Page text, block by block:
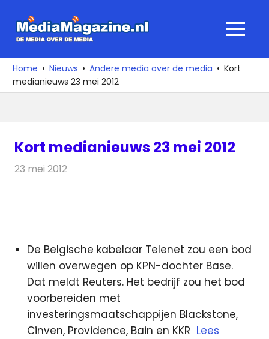
naar
media
over
de
MENU
Home Nieuws Andere media over de media
Kort
medianieuws 23 mei 2012
Kort medianieuws 23 mei 2012
23 mei 2012
De Belgische kabelaar Telenet zou een bod
willen overwegen op KPN-dochter Base.
Dat meldt Reuters. Het bedrijf zou het bod
voorbereiden met
investeringsmaatschappijen Blackstone,
Cinven, Providence, Bain en KKR Lees